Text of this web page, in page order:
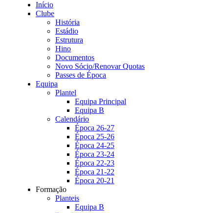
Início
Clube
História
Estádio
Estrutura
Hino
Documentos
Novo Sócio/Renovar Quotas
Passes de Época
Equipa
Plantel
Equipa Principal
Equipa B
Calendário
Época 26-27
Época 25-26
Época 24-25
Época 23-24
Época 22-23
Época 21-22
Época 20-21
Formação
Planteis
Equipa B